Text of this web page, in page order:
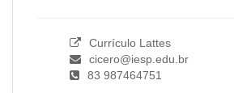
Currículo Lattes
cicero@iesp.edu.br
83 987464751